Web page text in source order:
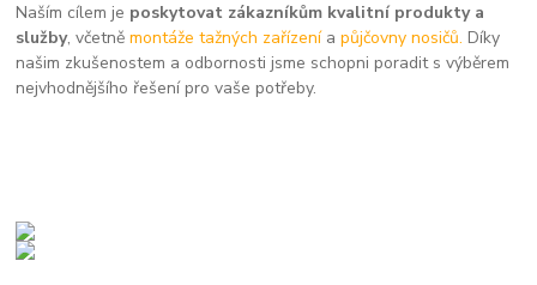
Naším cílem je poskytovat zákazníkům kvalitní produkty a
služby, včetněmontáže tažných zařízení apůjčovny nosičů. Díky
našim zkušenostem a odbornosti jsme schopni poradit s výběrem
nejvhodnějšího řešení pro vaše potřeby.